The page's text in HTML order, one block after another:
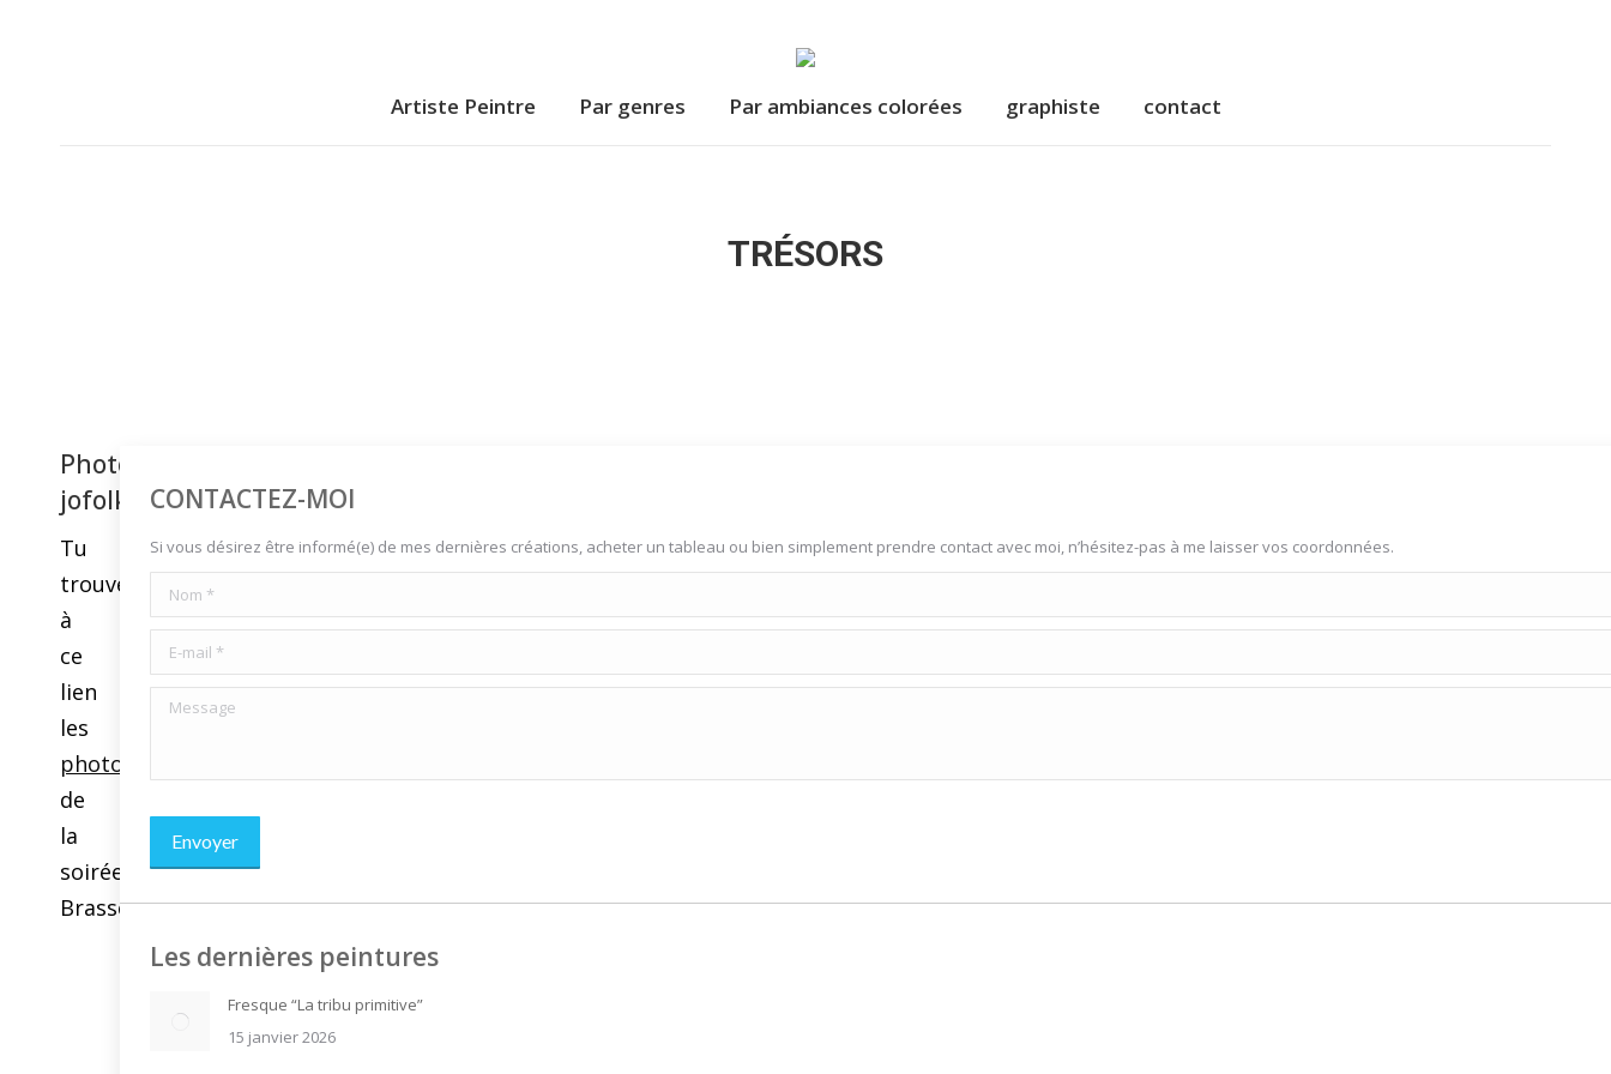
Artiste Peintre Par genres Par ambiances colorées graphiste contact
TRÉSORS
Photos
jofolksong
Tu
trouveras
à
ce
lien
les
photos
de
la
soirée
Brassens
CONTACTEZ-MOI
Si vous désirez être informé(e) de mes dernières créations, acheter un tableau ou bien simplement prendre contact avec moi, n’hésitez-pas à me laisser vos coordonnées.
Nom *
E-mail *
Message
Envoyer
Les dernières peintures
Fresque “La tribu primitive”
15 janvier 2026